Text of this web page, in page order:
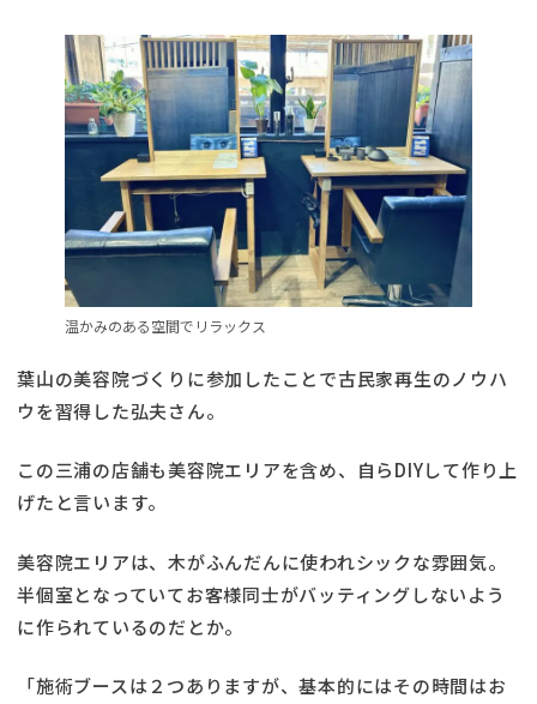
温かみのある空間でリラックス
葉山の美容院づくりに参加したことで古民家再生のノウハ
ウを習得した弘夫さん。
この三浦の店舗も美容院エリアを含め、自らDIYして作り上
げたと言います。
美容院エリアは、木がふんだんに使われシックな雰囲気。
半個室となっていてお客様同士がバッティングしないよう
に作られているのだとか。
「施術ブースは２つありますが、基本的にはその時間はお